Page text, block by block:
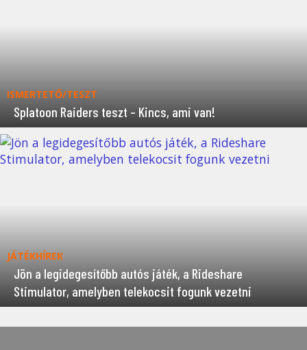
ISMERTETŐ/TESZT
Splatoon Raiders teszt – Kincs, ami van!
JÁTÉKHÍREK
Jön a legidegesítőbb autós játék, a Rideshare
Stimulator, amelyben telekocsit fogunk vezetni